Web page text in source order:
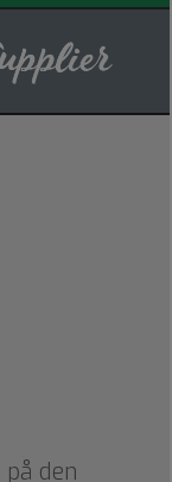
på den